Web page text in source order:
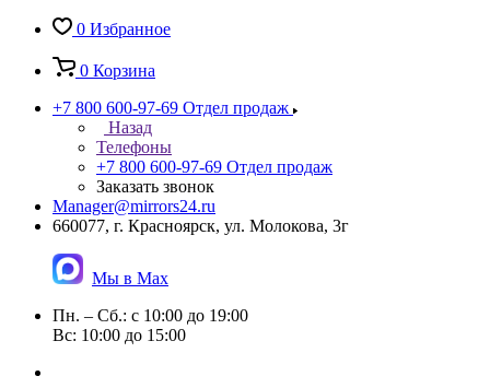
0 Избранное
0 Корзина
+7 800 600-97-69 Отдел продаж
Назад
Телефоны
+7 800 600-97-69 Отдел продаж
Заказать звонок
Manager@mirrors24.ru
660077, г. Красноярск, ул. Молокова, 3г
Мы в Max
Пн. – Сб.: с 10:00 до 19:00
Вс: 10:00 до 15:00